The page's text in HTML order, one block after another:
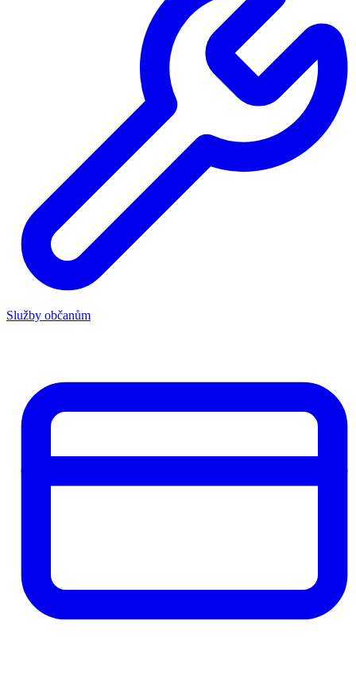
Služby občanům